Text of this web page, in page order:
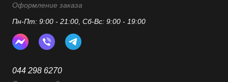
Оформление заказа
Пн-Пт: 9:00 - 21:00, Сб-Вс: 9:00 - 19:00
044 298 6270